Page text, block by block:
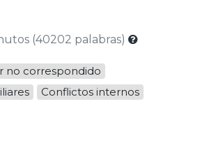
(40202 palabras)
no correspondido
Conflictos internos